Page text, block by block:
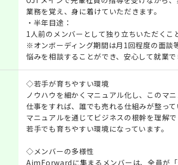
業務を覚え、身に着けていただきます。
・半年目途：
1人前のメンバーとして独り立ちいただくこ
※オンボーディング期間は月1回程度の面談
悩みを相談することができ、安心して就業で
◇若手が育ちやすい環境
ノウハウを細かくマニュアル化し、このマ
仕事をすれば、誰でも売れる仕組みが整って
マニュアルを通じてビジネスの根幹を理解で
若手でも育ちやすい環境になっています。
◇メンバーの多様性
AimForwardに集まるメンバーは、全員が「